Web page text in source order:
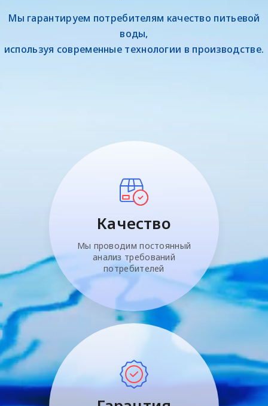
Мы гарантируем потребителям качество питьевой
воды,
используя современные технологии в производстве.
Качество
Мы проводим постоянный
анализ требований
потребителей